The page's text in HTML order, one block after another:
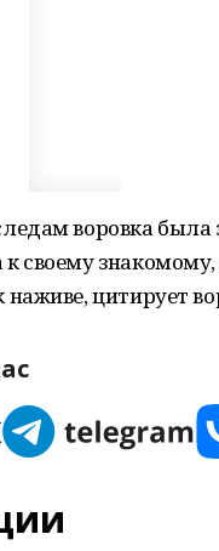
воровка была
своему
наживе, цитирует